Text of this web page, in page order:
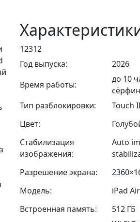
12312
Год выпуска:
2026
Время работы:
до 10
Тип разблокировки:
Touch
Цвет:
Стабилизация
изображения:
Auto
Разрешение экрана:
Модель:
iPad Air
Встроенная память:
512 ГБ